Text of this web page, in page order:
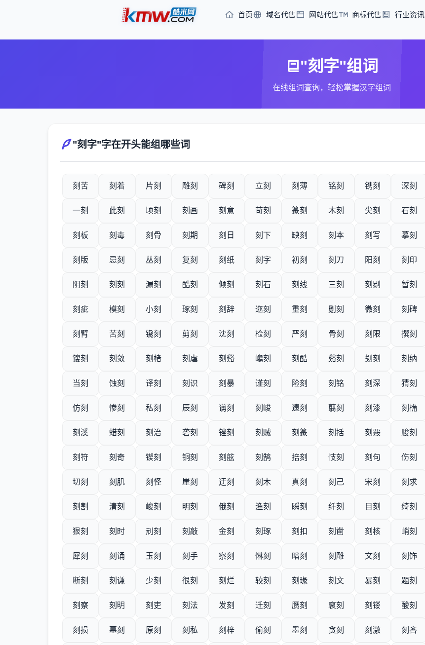
首页 域名代售 网站代售 商标代售 行业资讯
"刻字"组词
在线组词查询，轻松掌握汉字组词
"刻字"字在开头能组哪些词
刻苦 刻着 片刻 雕刻 碑刻 立刻 刻薄 铭刻 镌刻 深刻
一刻 此刻 顷刻 刻画 刻意 苛刻 篆刻 木刻 尖刻 石刻
刻板 刻毒 刻骨 刻期 刻日 刻下 缺刻 刻本 刻写 摹刻
刻版 忌刻 丛刻 复刻 刻纸 刻字 初刻 刻刀 阳刻 刻印
阴刻 刻刻 漏刻 酷刻 倾刻 刻石 刻线 三刻 刻剔 暂刻
刻疵 模刻 小刻 琢刻 刻辞 迩刻 重刻 劖刻 微刻 刻碑
刻臂 苦刻 镵刻 剪刻 沈刻 检刻 严刻 骨刻 刻限 撰刻
锼刻 刻敛 刻楮 刻虐 刻谿 巉刻 刻酷 谿刻 刬刻 刻纳
当刻 蚀刻 译刻 刻识 刻暴 谨刻 险刻 刻铭 刻深 猜刻
仿刻 惨刻 私刻 辰刻 谫刻 刻峻 遗刻 翦刻 刻漆 刻桷
刻溪 蜡刻 刻治 砻刻 锉刻 刻贼 刻篆 刻括 刻覈 朘刻
刻符 刻奇 锲刻 铜刻 刻舷 刻鹄 掊刻 忮刻 刻句 伤刻
切刻 刻肌 刻怪 崖刻 迂刻 刻木 真刻 刻己 宋刻 刻求
刻割 清刻 峻刻 明刻 俄刻 渔刻 瞬刻 纤刻 目刻 绮刻
狠刻 刻时 刓刻 刻敲 金刻 刻琢 刻扣 刻凿 刻核 峭刻
犀刻 刻诵 玉刻 刻手 察刻 惏刻 暗刻 刻雕 文刻 刻饰
断刻 刻谦 少刻 很刻 刻烂 较刻 刻瑑 刻文 暴刻 题刻
刻察 刻明 刻吏 刻法 发刻 迁刻 赝刻 裒刻 刻镂 酸刻
刻损 墓刻 原刻 刻私 刻梓 偷刻 墨刻 贪刻 刻激 刻吝